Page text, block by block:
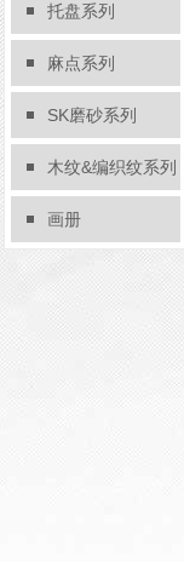
托盘系列
麻点系列
SK磨砂系列
木纹&编织纹系列
画册